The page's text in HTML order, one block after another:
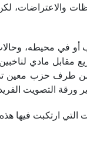
في محيطه،
مقابل مادي
من طرف حزب
التصويت
فيها هذه